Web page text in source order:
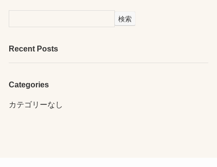
検索
Recent Posts
Categories
カテゴリーなし